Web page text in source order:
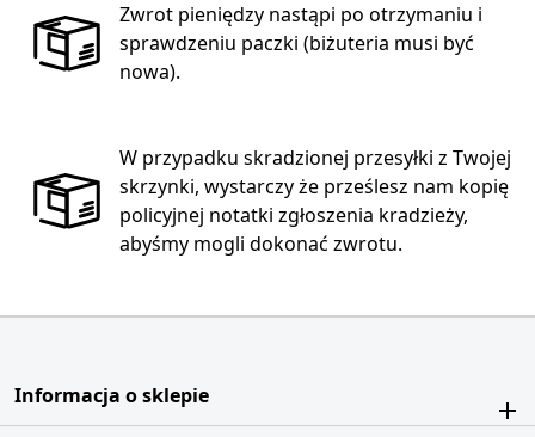
Zwrot pieniędzy nastąpi po otrzymaniu i
sprawdzeniu paczki (biżuteria musi być
nowa).
W przypadku skradzionej przesyłki z Twojej
skrzynki, wystarczy że prześlesz nam kopię
policyjnej notatki zgłoszenia kradzieży,
abyśmy mogli dokonać zwrotu.
Informacja o sklepie